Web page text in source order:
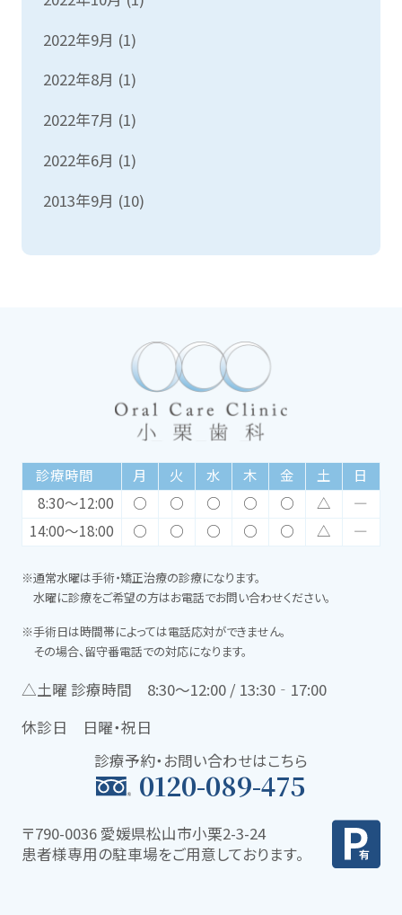
2022年9月 (1)
2022年8月 (1)
2022年7月 (1)
2022年6月 (1)
2013年9月 (10)
診療時間 月 火 水 木 金 土
日
8:30〜12:00
○ ○ ○ ○ ○ △
―
14:00〜18:00
○ ○ ○ ○ ○ △ ―
※通常水曜は手術・矯正治療の診療になります。
水曜に診療をご希望の方はお電話でお問い合わせください。
※手術日は時間帯によっては電話応対ができません。
その場合、留守番電話での対応になります。
△土曜 診療時間 8:30〜12:00 / 13:30‐17:00
休診日 日曜・祝日
診療予約・お問い合わせはこちら
0120-089-475
〒790-0036 愛媛県松山市小栗2-3-24
患者様専用の駐車場をご用意しております。